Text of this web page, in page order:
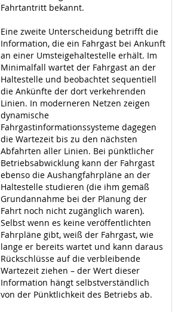
Fahrtantritt bekannt.
Eine zweite Unterscheidung betrifft die
Information, die ein Fahrgast bei Ankunft
an einer Umsteigehaltestelle erhält. Im
Minimalfall wartet der Fahrgast an der
Haltestelle und beobachtet sequentiell
die Ankünfte der dort verkehrenden
Linien. In moderneren Netzen zeigen
dynamische
Fahrgastinformationssysteme dagegen
die Wartezeit bis zu den nächsten
Abfahrten aller Linien. Bei pünktlicher
Betriebsabwicklung kann der Fahrgast
ebenso die Aushangfahrpläne an der
Haltestelle studieren (die ihm gemäß
Grundannahme bei der Planung der
Fahrt noch nicht zugänglich waren).
Selbst wenn es keine veröffentlichten
Fahrpläne gibt, weiß der Fahrgast, wie
lange er bereits wartet und kann daraus
Rückschlüsse auf die verbleibende
Wartezeit ziehen – der Wert dieser
Information hängt selbstverständlich
von der Pünktlichkeit des Betriebs ab.